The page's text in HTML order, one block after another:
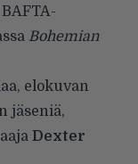
Bohemian
elokuvan
jäseniä,
Dexter